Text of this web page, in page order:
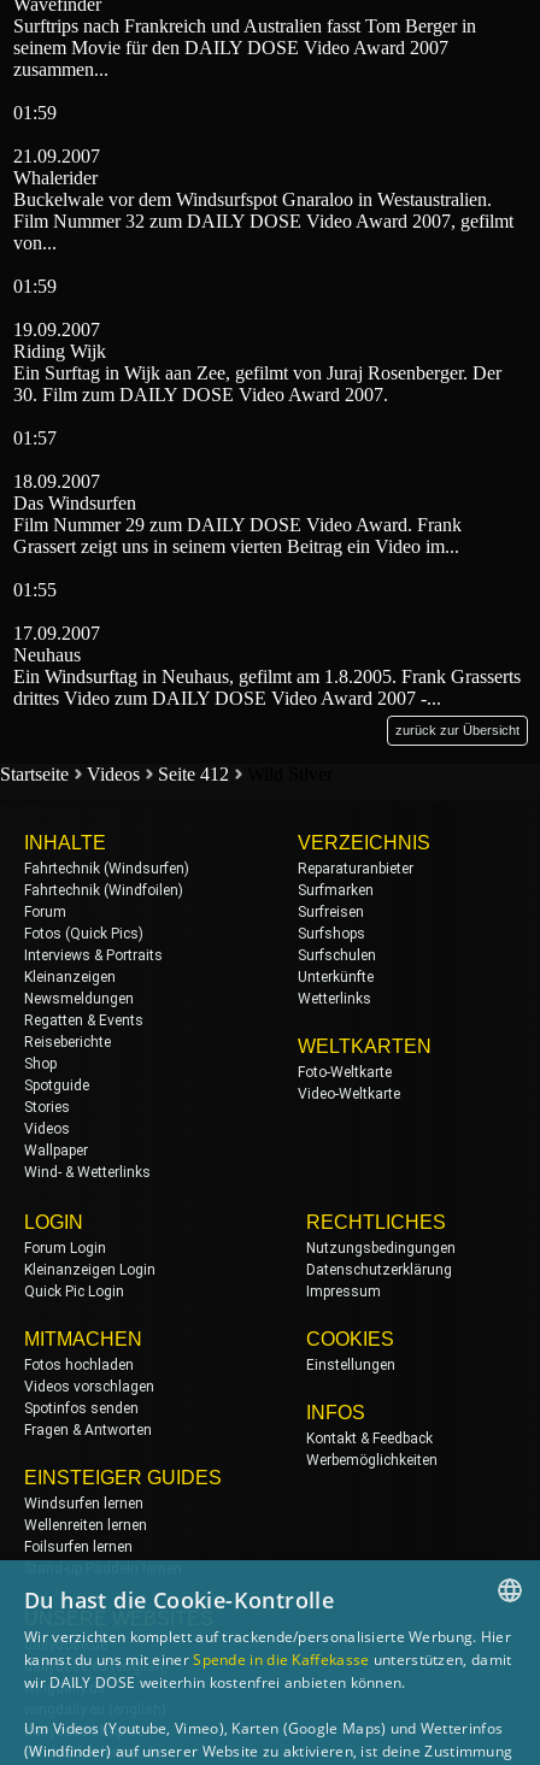
Surftrips nach Frankreich und Australien fasst Tom Berger in
seinem Movie für den DAILY DOSE Video Award 2007
zusammen...
01:59
21.09.2007
Whalerider
Buckelwale vor dem Windsurfspot Gnaraloo in Westaustralien.
Film Nummer 32 zum DAILY DOSE Video Award 2007, gefilmt
von...
01:59
19.09.2007
Riding Wijk
Ein Surftag in Wijk aan Zee, gefilmt von Juraj Rosenberger. Der
30. Film zum DAILY DOSE Video Award 2007.
01:57
18.09.2007
Das Windsurfen
Film Nummer 29 zum DAILY DOSE Video Award. Frank
Grassert zeigt uns in seinem vierten Beitrag ein Video im...
01:55
17.09.2007
Neuhaus
Ein Windsurftag in Neuhaus, gefilmt am 1.8.2005. Frank Grasserts
drittes Video zum DAILY DOSE Video Award 2007 -...
zurück zur Übersicht
Startseite Videos Seite 412
INHALTE
Fahrtechnik (Windsurfen)
Fahrtechnik (Windfoilen)
Forum
Fotos (Quick Pics)
Interviews & Portraits
Kleinanzeigen
Newsmeldungen
Regatten & Events
Reiseberichte
Shop
Spotguide
Stories
Videos
Wallpaper
Wind- & Wetterlinks
VERZEICHNIS
Reparaturanbieter
Surfmarken
Surfreisen
Surfshops
Surfschulen
Unterkünfte
Wetterlinks
WELTKARTEN
Foto-Weltkarte
Video-Weltkarte
LOGIN
Forum Login
Kleinanzeigen Login
Quick Pic Login
MITMACHEN
Fotos hochladen
Videos vorschlagen
Spotinfos senden
Fragen & Antworten
EINSTEIGER GUIDES
Windsurfen lernen
Wellenreiten lernen
Foilsurfen lernen
RECHTLICHES
Nutzungsbedingungen
Datenschutzerklärung
Impressum
COOKIES
Einstellungen
INFOS
Kontakt & Feedback
Werbemöglichkeiten
dailydose.de
dailydose.eu(english)
wingdaily.de
dailydose-shop.de
windsurfen-lernen.de
GERMAN
Du hast die Cookie-Kontrolle
Wir verzichten komplett auf trackende/personalisierte Werbung. Hier
kannst du uns mit einerSpende in die Kaffekasse unterstützen, damit
wir DAILY DOSE weiterhin kostenfrei anbieten können.
Um Videos (Youtube, Vimeo), Karten (Google Maps) und Wetterinfos
(Windfinder) auf unserer Website zu aktivieren, ist deine Zustimmung